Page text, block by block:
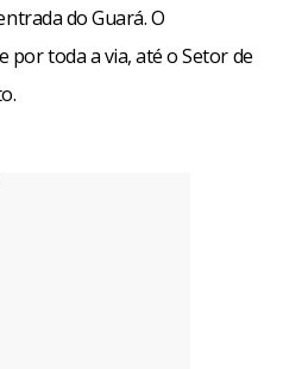
do Guará. O
toda a via, até o Setor de